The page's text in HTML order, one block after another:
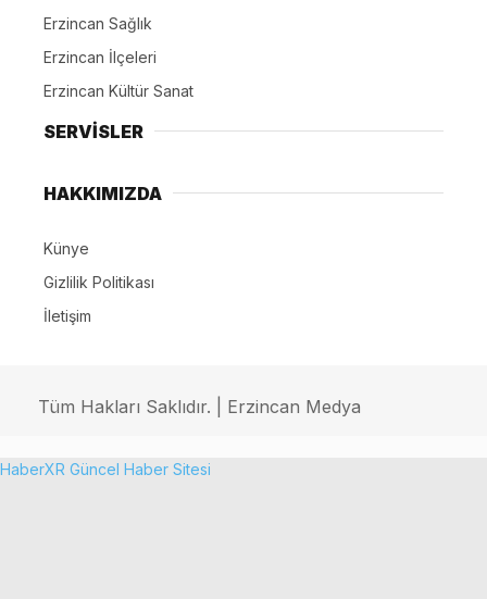
Erzincan Sağlık
Erzincan İlçeleri
Erzincan Kültür Sanat
SERVİSLER
HAKKIMIZDA
Künye
Gizlilik Politikası
İletişim
Tüm Hakları Saklıdır. | Erzincan Medya
HaberXR Güncel Haber Sitesi